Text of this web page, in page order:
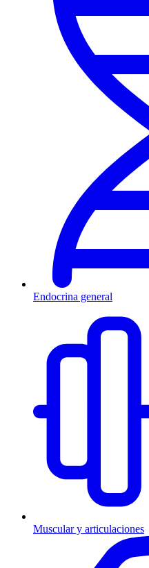
Endocrina general
Muscular y articulaciones